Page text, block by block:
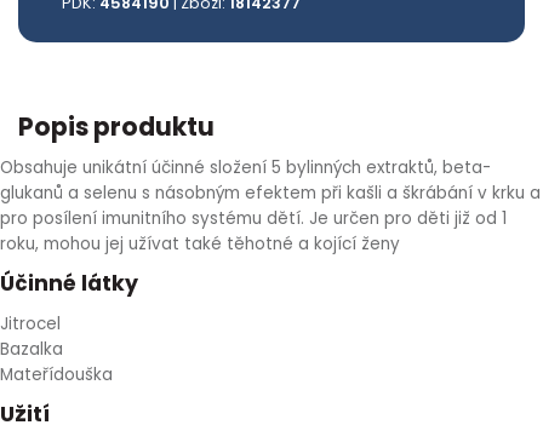
ŠÍPEK
ŽENŠEN
DETOXIKAČNÍ OČISTA ORGANISMU
PÉČE O POPRSÍ
OPALOVÁNÍ
Popis produktu
Obsahuje unikátní účinné složení 5 bylinných extraktů, beta-
glukanů a selenu s násobným efektem při kašli a škrábání v krku a
pro posílení imunitního systému dětí. Je určen pro děti již od 1
roku, mohou jej užívat také těhotné a kojící ženy
Účinné látky
Jitrocel
Bazalka
Mateřídouška
Užití